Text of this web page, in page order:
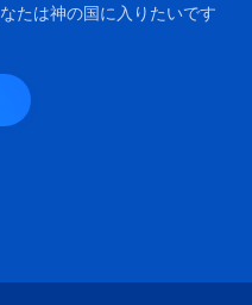
たは神の国に入りたいです